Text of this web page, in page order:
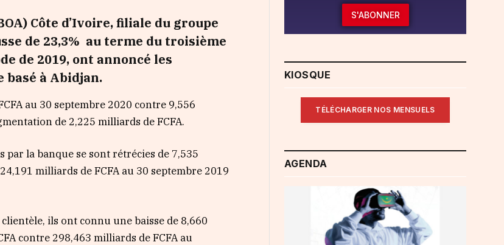
Côte d’Ivoire, filiale du groupe
de 23,3% au terme du troisième
de 2019, ont annoncé les
à Abidjan.
au 30 septembre 2020 contre 9,556
de 2,225 milliards de FCFA.
la banque se sont rétrécies de 7,535
milliards de FCFA au 30 septembre 2019
ils ont connu une baisse de 8,660
contre 298,463 milliards de FCFA au
S'ABONNER
KIOSQUE
TÉLÉCHARGER NOS MENSUELS
AGENDA